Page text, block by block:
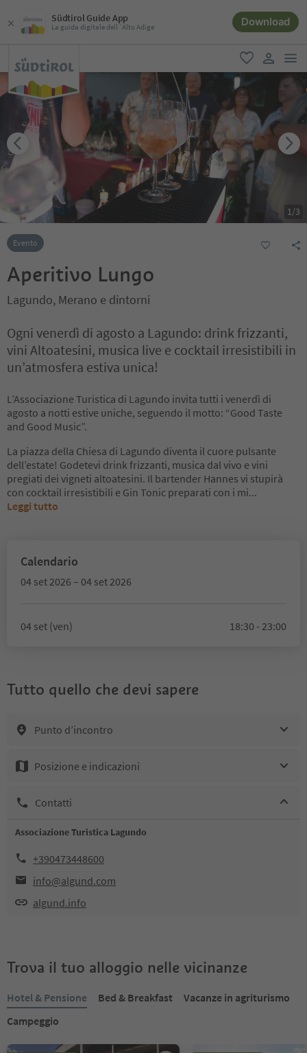
Südtirol Guide App
La guida digitale dell´Alto Adige Download
favoriti
user link
1/3
Evento
Aperitivo Lungo
Lagundo, Merano e dintorni
Ogni venerdì di agosto a Lagundo: drink frizzanti,
vini Altoatesini, musica live e cocktail irresistibili in
un’atmosfera estiva unica!
L’Associazione Turistica di Lagundo invita tutti i venerdì di
agosto a notti estive uniche, seguendo il motto: “Good Taste
and Good Music”.
La piazza della Chiesa di Lagundo diventa il cuore pulsante
dell’estate! Godetevi drink frizzanti, musica dal vivo e vini
pregiati dei vigneti altoatesini. Il bartender Hannes vi stupirà
con cocktail irresistibili e Gin Tonic preparati con i mi...
Leggi tutto
Calendario
04 set 2026 – 04 set 2026
04 set (ven) 18:30 - 23:00
Tutto quello che devi sapere
Punto d’incontro
Posizione e indicazioni
Contatti
Associazione Turistica Lagundo
+390473448600
info@algund.com
algund.info
Trova il tuo alloggio nelle vicinanze
Hotel & Pensione Bed & Breakfast
Vacanze in agriturismo
Campeggio